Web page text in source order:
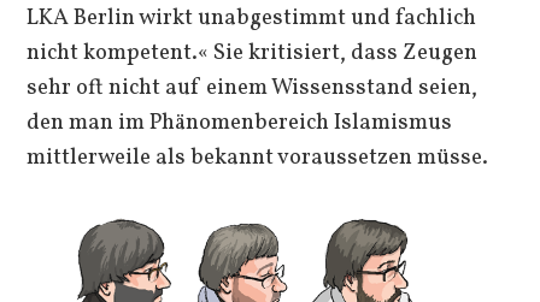
LKA Berlin wirkt unabgestimmt und fachlich
nicht kompetent.« Sie kritisiert, dass Zeugen
sehr oft nicht auf einem Wissensstand seien,
den man im Phänomenbereich Islamismus
mittlerweile als bekannt voraussetzen müsse.